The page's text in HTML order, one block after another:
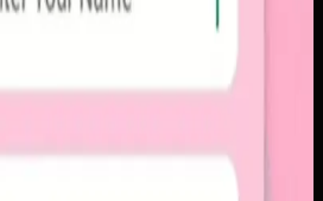
mobile dengan alur berbagi yang
dan arsip momen yang tersusun
untuk percakapan visual yang
beban feed publik.